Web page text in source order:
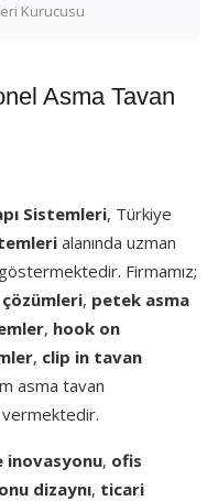
Kurucusu
Asma Tavan
Sistemleri, Türkiye
alanında uzman
Firmamız;
, petek asma
, hook on
, clip in tavan
asma tavan
inovasyonu, ofis
dizaynı, ticari